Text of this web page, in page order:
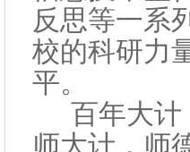
反思等一系
校的科研力
平。
百年大
师大计，师